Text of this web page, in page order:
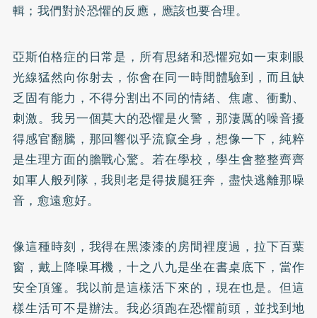
輯；我們對於恐懼的反應，應該也要合理。
亞斯伯格症的日常是，所有思緒和恐懼宛如一束刺眼
光線猛然向你射去，你會在同一時間體驗到，而且缺
乏固有能力，不得分割出不同的情緒、焦慮、衝動、
刺激。我另一個莫大的恐懼是火警，那淒厲的噪音擾
得感官翻騰，那回響似乎流竄全身，想像一下，純粹
是生理方面的膽戰心驚。若在學校，學生會整整齊齊
如軍人般列隊，我則老是得拔腿狂奔，盡快逃離那噪
音，愈遠愈好。
像這種時刻，我得在黑漆漆的房間裡度過，拉下百葉
窗，戴上降噪耳機，十之八九是坐在書桌底下，當作
安全頂篷。我以前是這樣活下來的，現在也是。但這
樣生活可不是辦法。我必須跑在恐懼前頭，並找到地